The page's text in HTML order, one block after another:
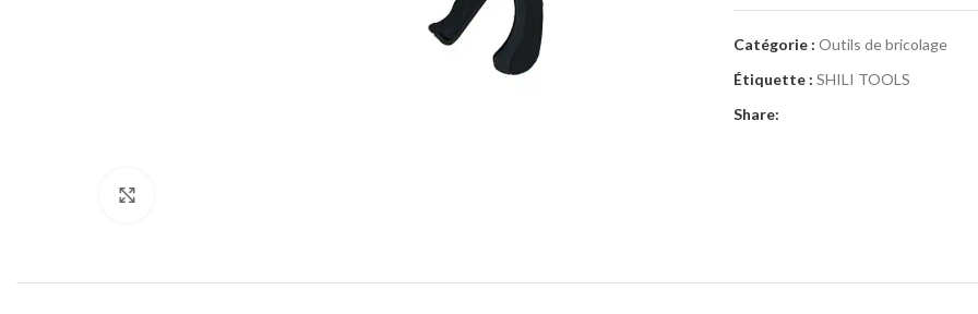
Catégorie : Outils de bricolage
Étiquette : SHILI TOOLS
Share: